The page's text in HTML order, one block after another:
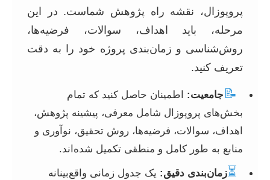
پروپوزال، نقشه راه پژوهش شماست. در این
مرحله، باید اهداف، سوالات، فرضیه‌ها،
روش‌شناسی و زمان‌بندی پروژه خود را به دقت
تعریف کنید.
📝 جامعیت: اطمینان حاصل کنید که تمام
بخش‌های پروپوزال شامل معرفی، پیشینه پژوهش،
اهداف، سوالات، فرضیه‌ها، روش تحقیق، نوآوری و
منابع به طور کامل و منطقی تکمیل شده‌اند.
⏳زمان‌بندی دقیق: یک جدول زمانی واقع‌بینانه